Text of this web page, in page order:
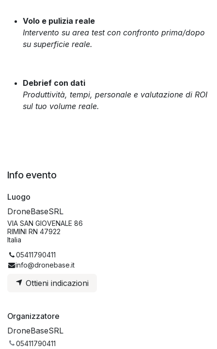
Volo e pulizia reale
Intervento su area test con confronto prima/dopo
su superficie reale.
Debrief con dati
Produttività, tempi, personale e valutazione di ROI
sul tuo volume reale.
Info evento
Luogo
DroneBaseSRL
VIA SAN GIOVENALE 86
RIMINI RN 47922
Italia
05411790411
info@dronebase.it
Ottieni indicazioni
Organizzatore
DroneBaseSRL
05411790411